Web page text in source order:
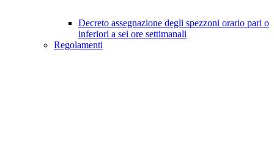
Decreto assegnazione degli spezzoni orario pari o
inferiori a sei ore settimanali
Regolamenti